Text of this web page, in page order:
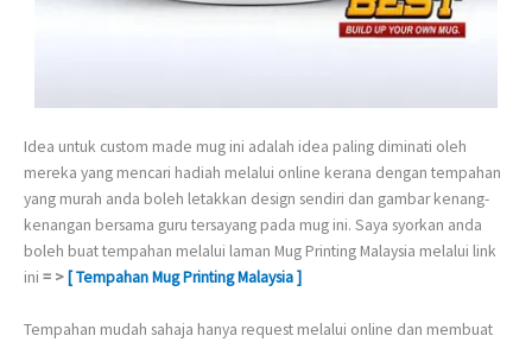
Idea untuk custom made mug ini adalah idea paling diminati oleh
mereka yang mencari hadiah melalui online kerana dengan tempahan
yang murah anda boleh letakkan design sendiri dan gambar kenang-
kenangan bersama guru tersayang pada mug ini. Saya syorkan anda
boleh buat tempahan melalui laman Mug Printing Malaysia melalui link
ini = > [ Tempahan Mug Printing Malaysia ]
Tempahan mudah sahaja hanya request melalui online dan membuat